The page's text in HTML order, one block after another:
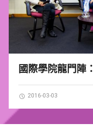
國際學院龍門陣
2016-03-03